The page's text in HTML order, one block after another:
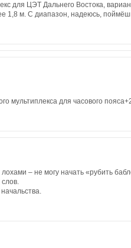
для ЦЭТ Дальнего Востока,
1,8 м. С диапазон, надеюсь,
мультиплекса для часового
– не могу начать «рубить
слов.